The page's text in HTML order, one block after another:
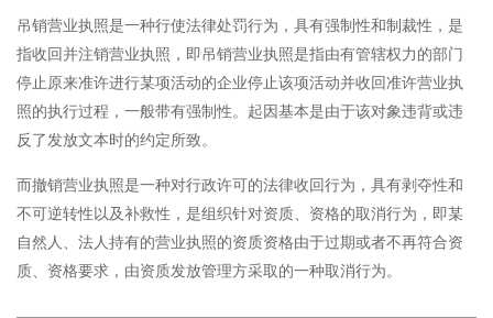
吊销营业执照是一种行使法律处罚行为，具有强制性和制裁性，是
指收回并注销营业执照，即吊销营业执照是指由有管辖权力的部门
停止原来准许进行某项活动的企业停止该项活动并收回准许营业执
照的执行过程，一般带有强制性。起因基本是由于该对象违背或违
反了发放文本时的约定所致。
而撤销营业执照是一种对行政许可的法律收回行为，具有剥夺性和
不可逆转性以及补救性，是组织针对资质、资格的取消行为，即某
自然人、法人持有的营业执照的资质资格由于过期或者不再符合资
质、资格要求，由资质发放管理方采取的一种取消行为。